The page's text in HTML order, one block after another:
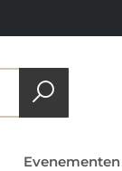
Evenementen